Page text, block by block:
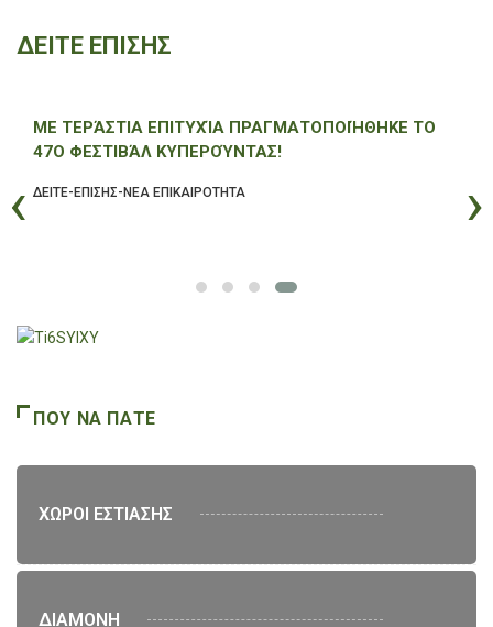
ΔΕΙΤΕ ΕΠΙΣΗΣ
ΜΕ ΤΕΡΆΣΤΙΑ ΕΠΙΤΥΧΊΑ ΠΡΑΓΜΑΤΟΠΟΙΉΘΗΚΕ ΤΟ
47Ο ΦΕΣΤΙΒΆΛ ΚΥΠΕΡΟΎΝΤΑΣ!
ΔΕΙΤΕ-ΕΠΙΣΗΣ-ΝΕΑ ΕΠΙΚΑΙΡΟΤΗΤΑ
‹ ›
ΠΟΥ ΝΑ ΠΑΤΕ
ΧΩΡΟΙ ΕΣΤΙΑΣΗΣ
ΔΙΑΜΟΝΗ